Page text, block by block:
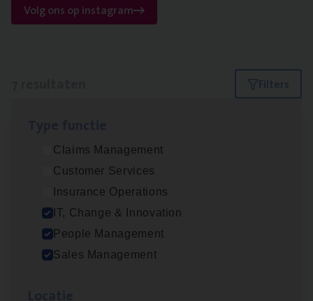
Volg ons op instagram
Filters
Claims Management
Customer Services
Insurance Operations
IT, Change & Innovation
People Management
Sales Management
Test Ana­lyst
IT, Change & Innovation
Antwerpen
Busi­ness Analyst